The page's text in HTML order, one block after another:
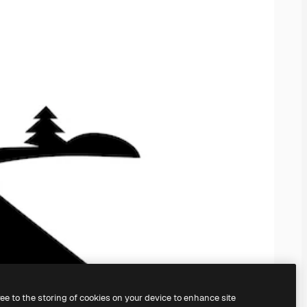
to the storing of cookies on your device to enhance site